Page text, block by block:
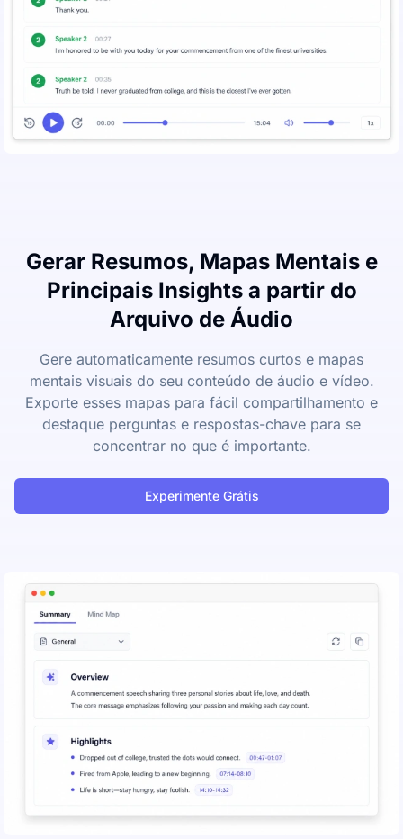
Gerar Resumos, Mapas Mentais e
Principais Insights a partir do
Arquivo de Áudio
Gere automaticamente resumos curtos e mapas
mentais visuais do seu conteúdo de áudio e vídeo.
Exporte esses mapas para fácil compartilhamento e
destaque perguntas e respostas-chave para se
concentrar no que é importante.
Experimente Grátis